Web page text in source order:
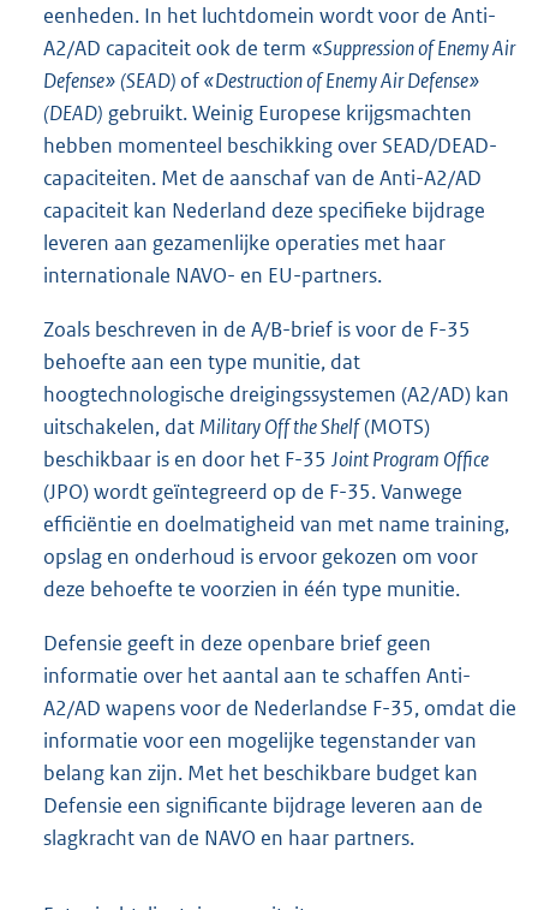
eenheden. In het luchtdomein wordt voor de Anti-
A2/AD capaciteit ook de term «Suppression of Enemy Air
Defense» (SEAD) of«Destruction of Enemy Air Defense»
(DEAD) gebruikt. Weinig Europese krijgsmachten
hebben momenteel beschikking over SEAD/DEAD-
capaciteiten. Met de aanschaf van de Anti-A2/AD
capaciteit kan Nederland deze specifieke bijdrage
leveren aan gezamenlijke operaties met haar
internationale NAVO- en EU-partners.
Zoals beschreven in de A/B-brief is voor de F-35
behoefte aan een type munitie, dat
hoogtechnologische dreigingssystemen (A2/AD) kan
uitschakelen, dat Military Off the Shelf(MOTS)
beschikbaar is en door het F-35 Joint Program Office
(JPO) wordt geïntegreerd op de F-35. Vanwege
efficiëntie en doelmatigheid van met name training,
opslag en onderhoud is ervoor gekozen om voor
deze behoefte te voorzien in één type munitie.
Defensie geeft in deze openbare brief geen
informatie over het aantal aan te schaffen Anti-
A2/AD wapens voor de Nederlandse F-35, omdat die
informatie voor een mogelijke tegenstander van
belang kan zijn. Met het beschikbare budget kan
Defensie een significante bijdrage leveren aan de
slagkracht van de NAVO en haar partners.